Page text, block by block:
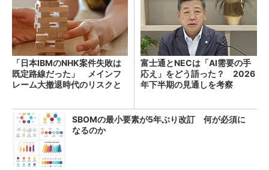
「日本IBMのNHK案件失敗は
既定路線だった」 メインフ
レーム大撤退時代のリスクと
富士通とNECは「AI需要の手
応え」をどう語った？ 2026
年下半期の見通しを考察
SBOMの最小要素が5年ぶり改訂 何が必須に
なるのか